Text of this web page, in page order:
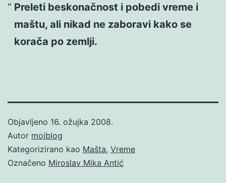
Preleti beskonačnost i pobedi vreme i
maštu, ali nikad ne zaboravi kako se
korača po zemlji.
Objavljeno 16. ožujka 2008.
Autor mojblog
Kategorizirano kao Mašta, Vreme
Označeno Miroslav Mika Antić